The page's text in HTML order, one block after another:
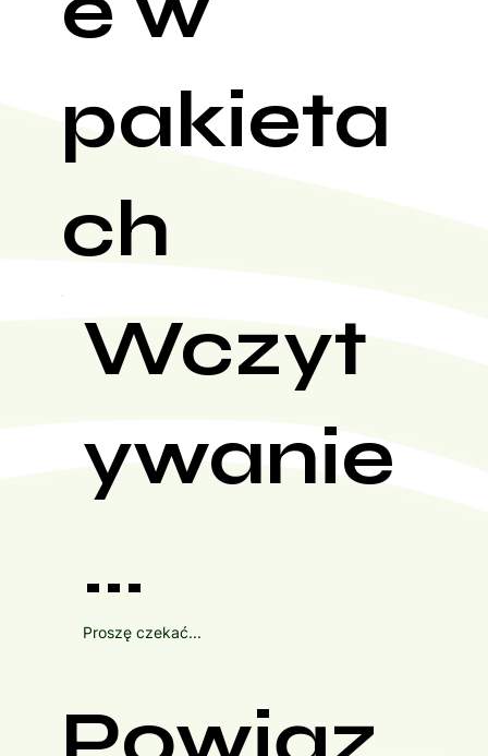
pakieta
ch
Wczyt
ywanie
...
Proszę czekać...